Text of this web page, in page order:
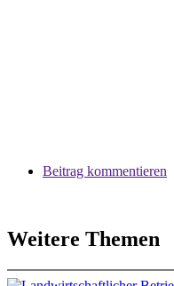
Beitrag kommentieren
Weitere Themen